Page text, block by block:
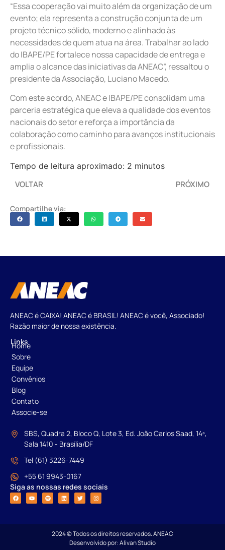
Compartilhe via:
“Essa cooperação vai muito além da organização de um
evento; ela representa a construção conjunta de um
projeto técnico sólido, moderno e alinhado às
necessidades de quem atua na área. Trabalhar ao lado
do IBAPE/PE fortalece nossa capacidade de entrega e
amplia o alcance das iniciativas da ANEAC”, ressaltou o
presidente da Associação, Luciano Macedo.
Com este acordo, ANEAC e IBAPE/PE consolidam uma
parceria estratégica que eleva a qualidade dos eventos
nacionais do setor e reforça a importância da
colaboração como caminho para avanços institucionais
e profissionais.
Tempo de leitura aproximado: 2 minutos
VOLTAR PRÓXIMO
ANEAC é CAIXA! ANEAC é BRASIL! ANEAC é você, Associado!
Razão maior de nossa existência.
Links
Home
Sobre
Equipe
Convênios
Blog
Contato
Associe-se
SBS, Quadra 2, Bloco Q, Lote 3, Ed. João Carlos Saad, 14º,
Sala 1410 - Brasília/DF
Tel (61) 3226-7449
+55 61 9943-0167
Siga as nossas redes sociais
2024 © Todos os direitos reservados. ANEAC
Desenvolvido por: Alivan Studio